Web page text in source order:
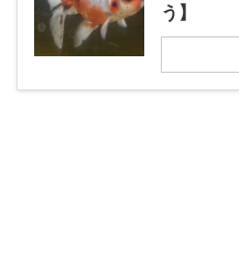
う】